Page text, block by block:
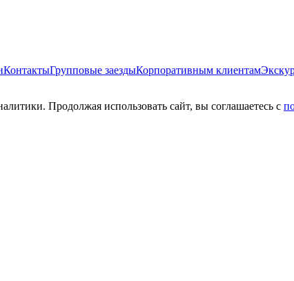
КонтактыГрупповые заездыКорпоративным клиентам
Продолжая использовать сайт, вы соглашаетесь с